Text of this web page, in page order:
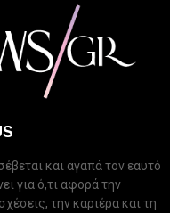
και αγαπά τον εαυτό
για ό,τι αφορά την
την καριέρα και τη